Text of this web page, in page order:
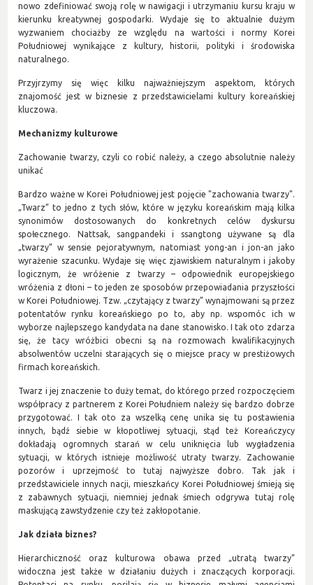
nowo zdefiniować swoją rolę w nawigacji i utrzymaniu kursu kraju w
kierunku kreatywnej gospodarki. Wydaje się to aktualnie dużym
wyzwaniem chociażby ze względu na wartości i normy Korei
Południowej wynikające z kultury, historii, polityki i środowiska
naturalnego.
Przyjrzymy się więc kilku najważniejszym aspektom, których
znajomość jest w biznesie z przedstawicielami kultury koreańskiej
kluczowa.
Mechanizmy kulturowe
Zachowanie twarzy, czyli co robić należy, a czego absolutnie należy
unikać
Bardzo ważne w Korei Południowej jest pojęcie "zachowania twarzy".
„Twarz” to jedno z tych słów, które w języku koreańskim mają kilka
synonimów dostosowanych do konkretnych celów dyskursu
społecznego. Nattsak, sangpandeki i ssangtong używane są dla
„twarzy” w sensie pejoratywnym, natomiast yong-an i jon-an jako
wyrażenie szacunku. Wydaje się więc zjawiskiem naturalnym i jakoby
logicznym, że wróżenie z twarzy – odpowiednik europejskiego
wróżenia z dłoni – to jeden ze sposobów przepowiadania przyszłości
w Korei Południowej. Tzw. „czytający z twarzy” wynajmowani są przez
potentatów rynku koreańskiego po to, aby np. wspomóc ich w
wyborze najlepszego kandydata na dane stanowisko. I tak oto zdarza
się, że tacy wróżbici obecni są na rozmowach kwalifikacyjnych
absolwentów uczelni starających się o miejsce pracy w prestiżowych
firmach koreańskich.
Twarz i jej znaczenie to duży temat, do którego przed rozpoczęciem
współpracy z partnerem z Korei Południem należy się bardzo dobrze
przygotować. I tak oto za wszelką cenę unika się tu postawienia
innych, bądź siebie w kłopotliwej sytuacji, stąd też Koreańczycy
dokładają ogromnych starań w celu uniknięcia lub wygładzenia
sytuacji, w których istnieje możliwość utraty twarzy. Zachowanie
pozorów i uprzejmość to tutaj najwyższe dobro. Tak jak i
przedstawiciele innych nacji, mieszkańcy Korei Południowej śmieją się
z zabawnych sytuacji, niemniej jednak śmiech odgrywa tutaj rolę
maskującą zawstydzenie czy też zakłopotanie.
Jak działa biznes?
Hierarchiczność oraz kulturowa obawa przed „utratą twarzy”
widoczna jest także w działaniu dużych i znaczących korporacji.